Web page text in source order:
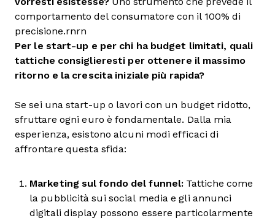
comportamento del consumatore con il 100% di
precisione.rnrn
Per le start-up e per chi ha budget limitati, quali
tattiche consiglieresti per ottenere il massimo
ritorno e la crescita iniziale più rapida?
Se sei una start-up o lavori con un budget ridotto,
sfruttare ogni euro è fondamentale. Dalla mia
esperienza, esistono alcuni modi efficaci di
affrontare questa sfida:
Marketing sul fondo del funnel: Tattiche come
la pubblicità sui social media e gli annunci
digitali display possono essere particolarmente